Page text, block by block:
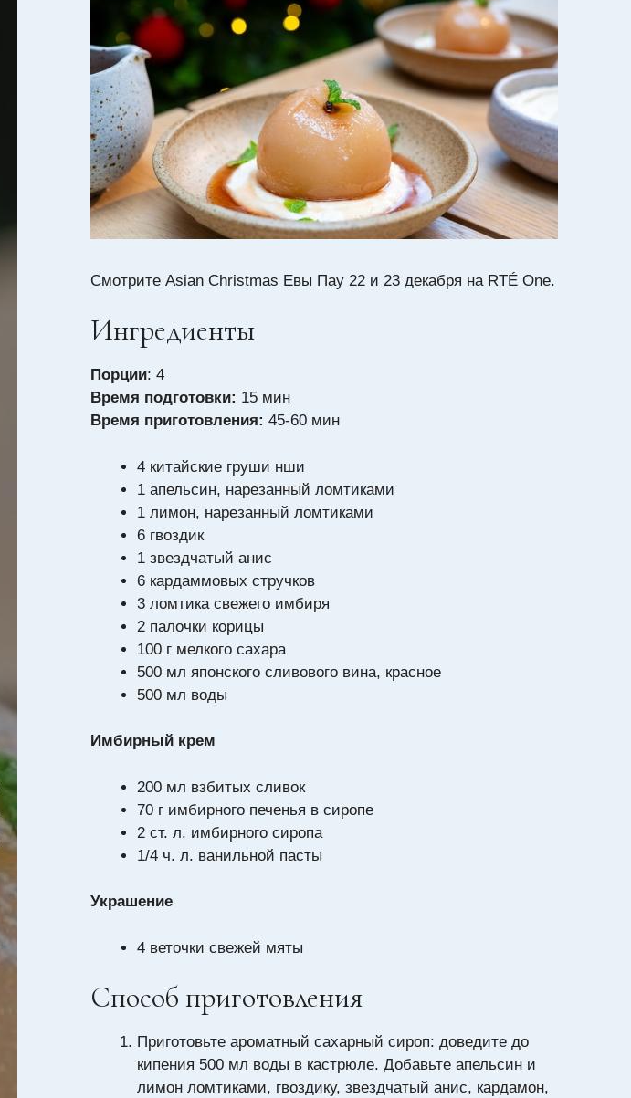
Смотрите Asian Christmas Евы Пау 22 и 23 декабря на RTÉ One.
Ингредиенты
Порции: 4
Время подготовки: 15 мин
Время приготовления: 45-60 мин
4 китайские груши нши
1 апельсин, нарезанный ломтиками
1 лимон, нарезанный ломтиками
6 гвоздик
1 звездчатый анис
6 кардаммовых стручков
3 ломтика свежего имбиря
2 палочки корицы
100 г мелкого сахара
500 мл японского сливового вина, красное
500 мл воды
Имбирный крем
200 мл взбитых сливок
70 г имбирного печенья в сиропе
2 ст. л. имбирного сиропа
1/4 ч. л. ванильной пасты
Украшение
4 веточки свежей мяты
Способ приготовления
Приготовьте ароматный сахарный сироп: доведите до
кипения 500 мл воды в кастрюле. Добавьте апельсин и
лимон ломтиками, гвоздику, звездчатый анис, кардамон,